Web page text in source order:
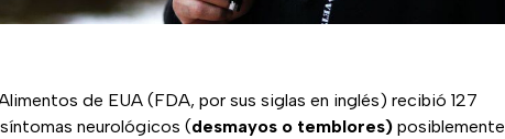
de EUA (FDA, por sus siglas en inglés) recibió 127
neurológicos (desmayos o temblores) posiblemente